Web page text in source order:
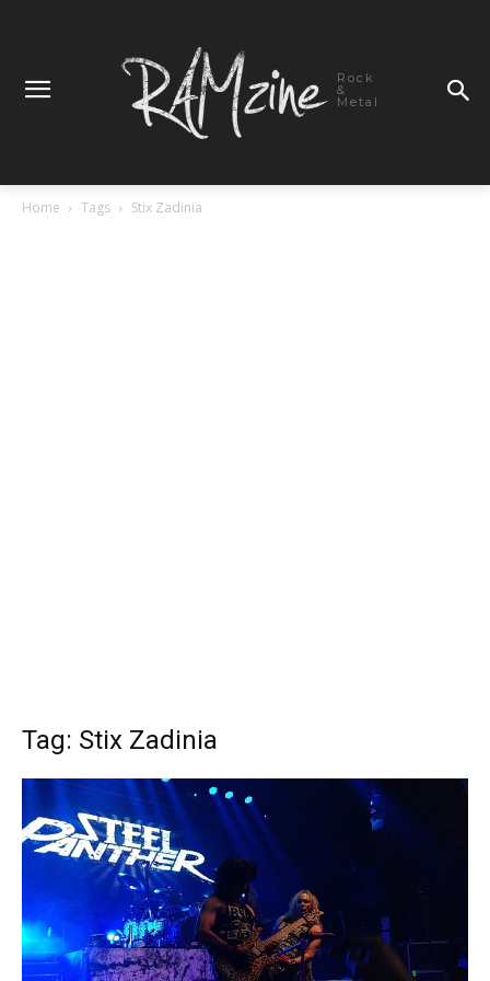
Rock
&
Metal
Home Tags Stix Zadinia
Tag: Stix Zadinia